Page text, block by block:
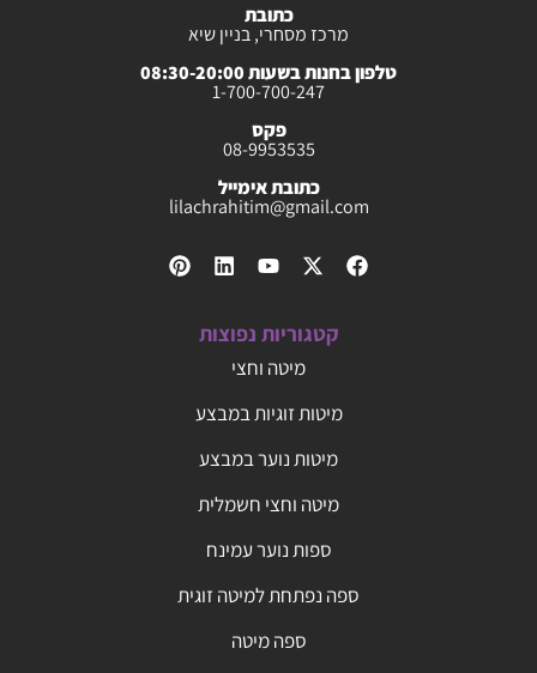
כתובת
מרכז מסחרי, בניין שיא
טלפון בחנות בשעות 08:30-20:00
1-700-700-247
פקס
08-9953535
כתובת אימייל
lilachrahitim@gmail.com
קטגוריות נפוצות
מיטה וחצי
מיטות זוגיות במבצע
מיטות נוער במבצע
מיטה וחצי חשמלית
ספות נוער עמינח
ספה נפתחת למיטה זוגית
ספה מיטה